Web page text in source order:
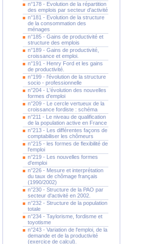
n°178 - Evolution de la répartition
des emplois par secteur d'activité
n°181 - Evolution de la structure
de la consommation des
ménages
n°185 - Gains de productivité et
structure des emplois
n°189 - Gains de productivité,
croissance et emploi.
n°191 - Henry Ford et les gains
de productivité.
n°199 - l'évolution de la structure
socio - professionnelle
n°204 - L'évolution des nouvelles
formes d'emploi
n°209 - Le cercle vertueux de la
croissance fordiste : schéma
n°211 - Le niveau de qualification
de la population active en France
n°213 - Les différentes façons de
comptabiliser les chômeurs
n°215 - les formes de flexibilité de
l'emploi
n°219 - Les nouvelles formes
d'emploi
n°226 - Mesure et interprétation
du taux de chômage français
(1990/2002)
n°230 - Structure de la PAO par
secteur d'activité en 2002.
n°232 - Structure de la population
totale
n°234 - Taylorisme, fordisme et
toyotisme
n°243 - Variation de l'emploi, de la
demande et de la productivité
(exercice de calcul).